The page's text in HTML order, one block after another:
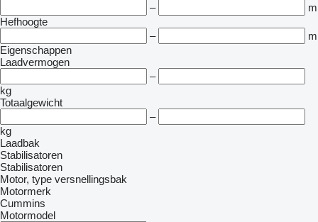
–
m
Hefhoogte
–
m
Eigenschappen
Laadvermogen
–
kg
Totaalgewicht
–
kg
Laadbak
Stabilisatoren
Stabilisatoren
Motor, type versnellingsbak
Motormerk
Cummins
Motormodel